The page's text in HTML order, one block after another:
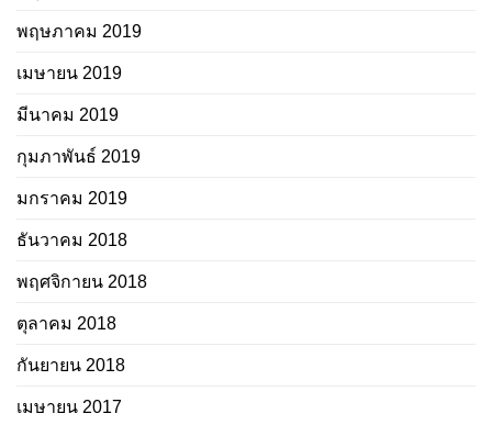
พฤษภาคม 2019
เมษายน 2019
มีนาคม 2019
กุมภาพันธ์ 2019
มกราคม 2019
ธันวาคม 2018
พฤศจิกายน 2018
ตุลาคม 2018
กันยายน 2018
เมษายน 2017